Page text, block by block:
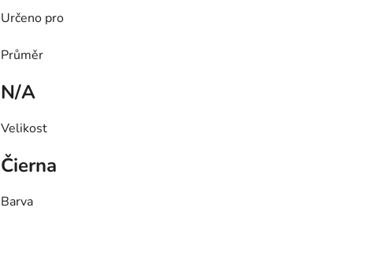
Určeno pro
Průměr
N/A
Velikost
Čierna
Barva